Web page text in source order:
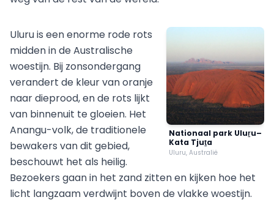
Nationaal park Uluṟu–
Kata Tjuṯa
Uluru, Australië
Uluru is een enorme rode rots
midden in de Australische
woestijn. Bij zonsondergang
verandert de kleur van oranje
naar dieprood, en de rots lijkt
van binnenuit te gloeien. Het
Anangu-volk, de traditionele
bewakers van dit gebied,
beschouwt het als heilig.
Bezoekers gaan in het zand zitten en kijken hoe het
licht langzaam verdwijnt boven de vlakke woestijn.